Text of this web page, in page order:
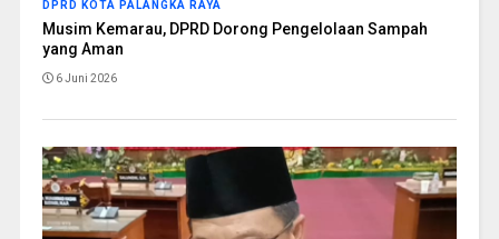
DPRD KOTA PALANGKA RAYA
Musim Kemarau, DPRD Dorong Pengelolaan Sampah
yang Aman
6 Juni 2026